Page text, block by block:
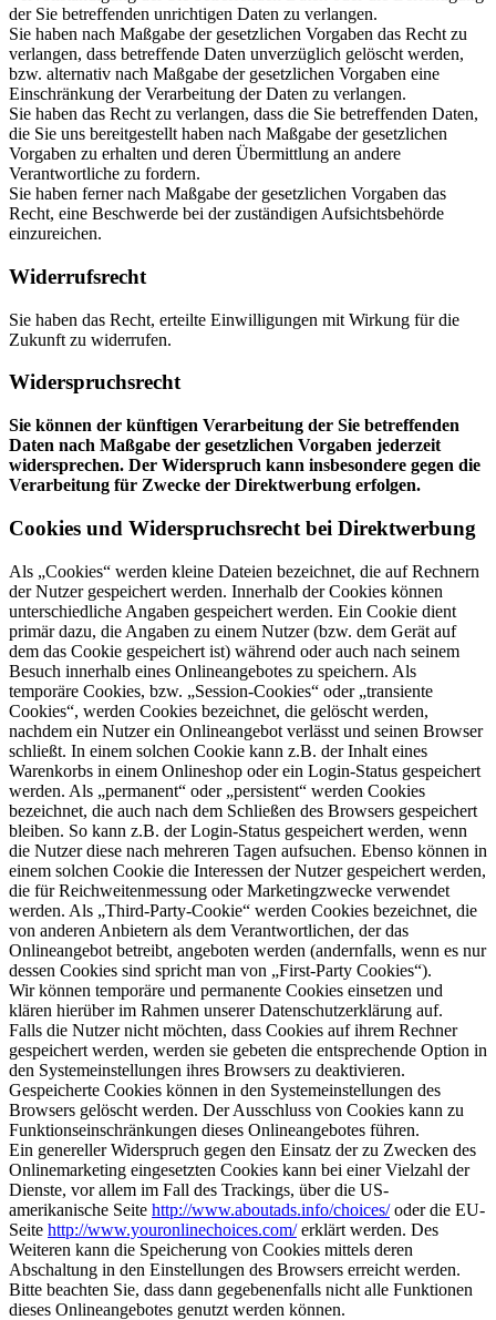
der Sie betreffenden unrichtigen Daten zu verlangen.
Sie haben nach Maßgabe der gesetzlichen Vorgaben das Recht zu
verlangen, dass betreffende Daten unverzüglich gelöscht werden,
bzw. alternativ nach Maßgabe der gesetzlichen Vorgaben eine
Einschränkung der Verarbeitung der Daten zu verlangen.
Sie haben das Recht zu verlangen, dass die Sie betreffenden Daten,
die Sie uns bereitgestellt haben nach Maßgabe der gesetzlichen
Vorgaben zu erhalten und deren Übermittlung an andere
Verantwortliche zu fordern.
Sie haben ferner nach Maßgabe der gesetzlichen Vorgaben das
Recht, eine Beschwerde bei der zuständigen Aufsichtsbehörde
einzureichen.
Widerrufsrecht
Sie haben das Recht, erteilte Einwilligungen mit Wirkung für die
Zukunft zu widerrufen.
Widerspruchsrecht
Sie können der künftigen Verarbeitung der Sie betreffenden
Daten nach Maßgabe der gesetzlichen Vorgaben jederzeit
widersprechen. Der Widerspruch kann insbesondere gegen die
Verarbeitung für Zwecke der Direktwerbung erfolgen.
Cookies und Widerspruchsrecht bei Direktwerbung
Als „Cookies“ werden kleine Dateien bezeichnet, die auf Rechnern
der Nutzer gespeichert werden. Innerhalb der Cookies können
unterschiedliche Angaben gespeichert werden. Ein Cookie dient
primär dazu, die Angaben zu einem Nutzer (bzw. dem Gerät auf
dem das Cookie gespeichert ist) während oder auch nach seinem
Besuch innerhalb eines Onlineangebotes zu speichern. Als
temporäre Cookies, bzw. „Session-Cookies“ oder „transiente
Cookies“, werden Cookies bezeichnet, die gelöscht werden,
nachdem ein Nutzer ein Onlineangebot verlässt und seinen Browser
schließt. In einem solchen Cookie kann z.B. der Inhalt eines
Warenkorbs in einem Onlineshop oder ein Login-Status gespeichert
werden. Als „permanent“ oder „persistent“ werden Cookies
bezeichnet, die auch nach dem Schließen des Browsers gespeichert
bleiben. So kann z.B. der Login-Status gespeichert werden, wenn
die Nutzer diese nach mehreren Tagen aufsuchen. Ebenso können in
einem solchen Cookie die Interessen der Nutzer gespeichert werden,
die für Reichweitenmessung oder Marketingzwecke verwendet
werden. Als „Third-Party-Cookie“ werden Cookies bezeichnet, die
von anderen Anbietern als dem Verantwortlichen, der das
Onlineangebot betreibt, angeboten werden (andernfalls, wenn es nur
dessen Cookies sind spricht man von „First-Party Cookies“).
Wir können temporäre und permanente Cookies einsetzen und
klären hierüber im Rahmen unserer Datenschutzerklärung auf.
Falls die Nutzer nicht möchten, dass Cookies auf ihrem Rechner
gespeichert werden, werden sie gebeten die entsprechende Option in
den Systemeinstellungen ihres Browsers zu deaktivieren.
Gespeicherte Cookies können in den Systemeinstellungen des
Browsers gelöscht werden. Der Ausschluss von Cookies kann zu
Funktionseinschränkungen dieses Onlineangebotes führen.
Ein genereller Widerspruch gegen den Einsatz der zu Zwecken des
Onlinemarketing eingesetzten Cookies kann bei einer Vielzahl der
Dienste, vor allem im Fall des Trackings, über die US-
amerikanische Seite http://www.aboutads.info/choices/oder die EU-
Seite http://www.youronlinechoices.com/erklärt werden. Des
Weiteren kann die Speicherung von Cookies mittels deren
Abschaltung in den Einstellungen des Browsers erreicht werden.
Bitte beachten Sie, dass dann gegebenenfalls nicht alle Funktionen
dieses Onlineangebotes genutzt werden können.